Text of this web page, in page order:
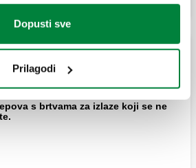
Dopusti sve
Prilagodi
s brtvama za izlaze koji se ne